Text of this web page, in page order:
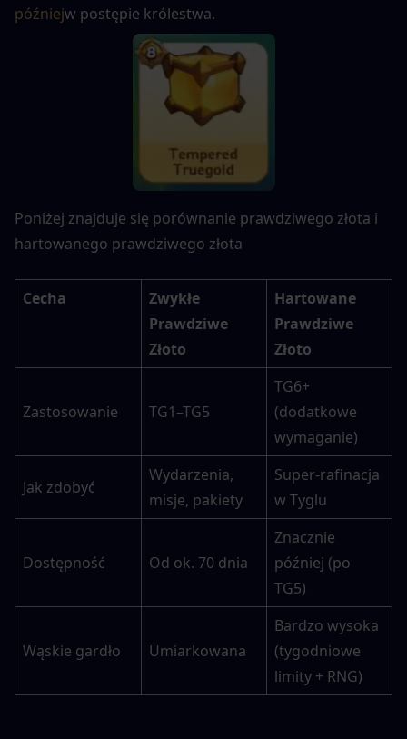
późniejw postępie królestwa.
Poniżej znajduje się porównanie prawdziwego złota i
hartowanego prawdziwego złota
Cecha
Zwykłe
Prawdziwe
Złoto
Hartowane
Prawdziwe
Złoto
Zastosowanie TG1–TG5
TG6+
(dodatkowe
wymaganie)
Jak zdobyć
Wydarzenia,
misje, pakiety
Super-rafinacja
w Tyglu
Dostępność Od ok. 70 dnia
Znacznie
później (po
TG5)
Wąskie gardło Umiarkowana
Bardzo wysoka
(tygodniowe
limity + RNG)